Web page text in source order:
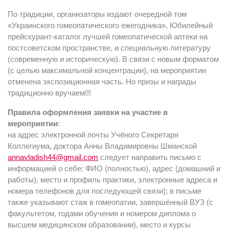
По традиции, организаторы издают очередной том
«Украинского гомеопатического ежегодника», Юбилейный
прейскурант-каталог лучшей гомеопатической аптеки на
постсоветском пространстве, и специальную литературу
(современную и историческую). В связи с новым форматом
(с целью максимальной концентрации), на мероприятии
отменена экспозиционная часть. Но призы и награды
традиционно вручаем!!!
Правила оформления заявки на участие в
мероприятии:
на адрес электронной почты Учёного Секретаря
Коллегиума, доктора Анны Владимировны Шманской
annavladish44@gmail.com следует направить письмо с
информацией о себе: ФИО (полностью), адрес (домашний и
работы), место и профиль практики, электронные адреса и
номера телефонов для последующей связи); в письме
также указывают стаж в гомеопатии, завершённый ВУЗ (с
факультетом, годами обучения и номером диплома о
высшем медицинском образовании), место и курсы